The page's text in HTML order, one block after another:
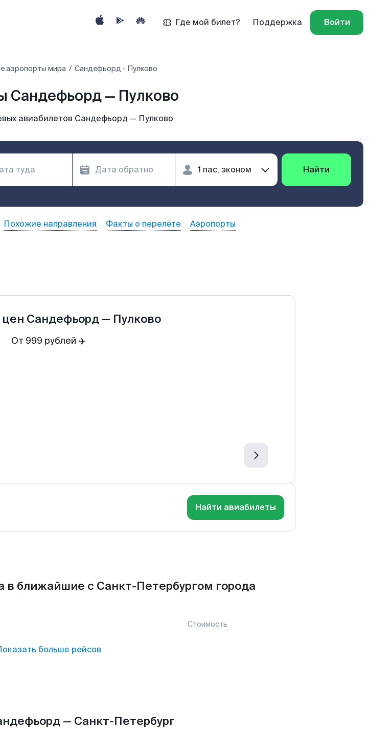
Где мой билет? Поддержка Войти
аэропорты мира Сандефьорд - Пулково
Сандефьорд — Пулково
авиабилетов Сандефьорд — Пулково
Найти
Похожие направления Факты о перелёте Аэропорты
Сандефьорд— Пулково
От 999 рублей ✈️
Найти авиабилеты
ближайшие с Санкт-Петербургом города
Стоимость
больше рейсов
— Санкт-Петербург